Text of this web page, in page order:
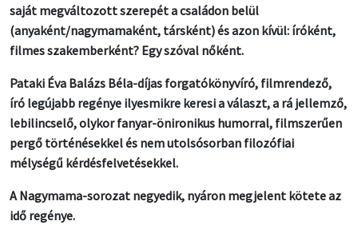
saját megváltozott szerepét a családon belül
(anyaként/nagymamaként, társként) és azon kívül: íróként,
filmes szakemberként? Egy szóval nőként.
Pataki Éva Balázs Béla-díjas forgatókönyvíró, filmrendező,
író legújabb regénye ilyesmikre keresi a választ, a rá jellemző,
lebilincselő, olykor fanyar-önironikus humorral, filmszerűen
pergő történésekkel és nem utolsósorban filozófiai
mélységű kérdésfelvetésekkel.
A Nagymama-sorozat negyedik, nyáron megjelent kötete az
idő regénye.